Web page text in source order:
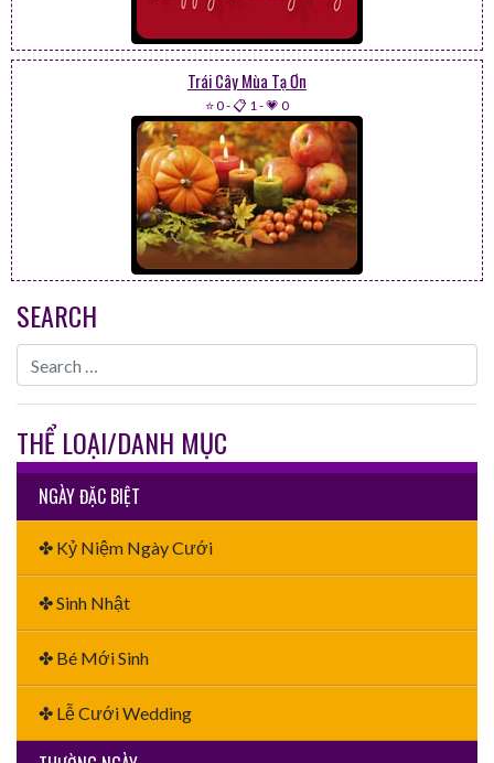
Trái Cây Mùa Tạ Ơn
⭐ 0-📋 1-💗 0
SEARCH
THỂ LOẠI/DANH MỤC
NGÀY ĐẶC BIỆT
✤ Kỷ Niệm Ngày Cưới
✤ Sinh Nhật
✤ Bé Mới Sinh
✤ Lễ Cưới Wedding